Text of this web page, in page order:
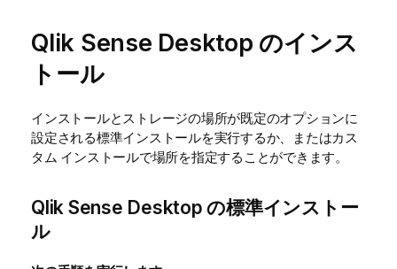
Qlik Sense Desktop のインス
トール
インストールとストレージの場所が既定のオプションに
設定される標準インストールを実行するか、またはカス
タム インストールで場所を指定することができます。
Qlik Sense Desktop の標準インストー
ル